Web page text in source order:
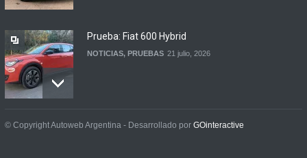
Prueba: Fiat 600 Hybrid
NOTICIAS, PRUEBAS 21 julio, 2026
Prueba: BYD Song Pro GS
© Copyright Autoweb Argentina - Desarrollado por GOinteractive